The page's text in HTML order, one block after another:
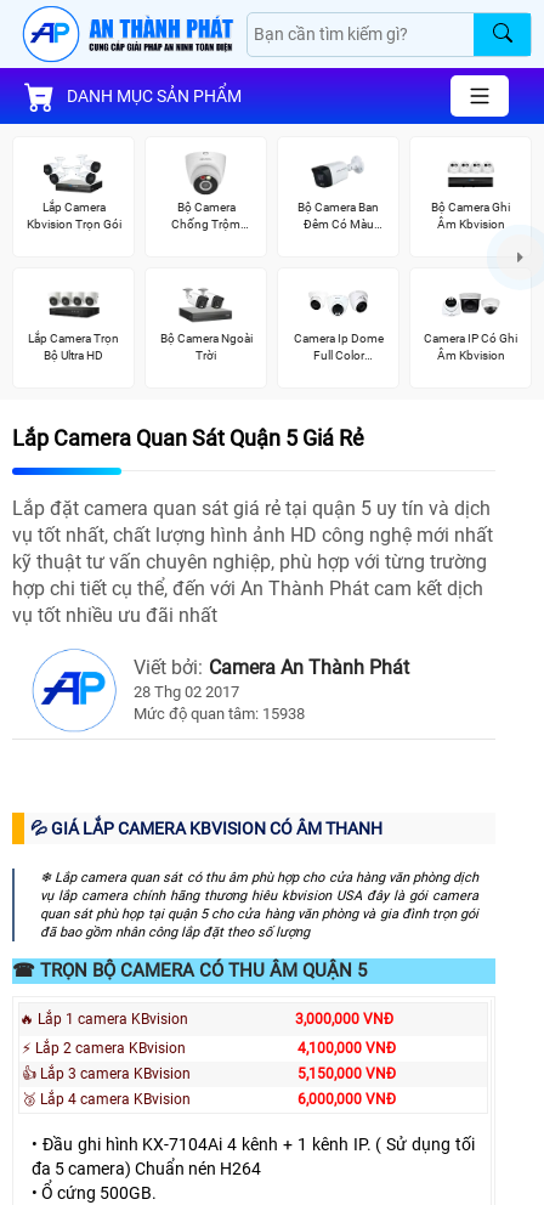
DANH MỤC SẢN PHẨM
Lắp Camera
Kbvision Trọn Gói
Bộ Camera
Chống Trộm
Bộ Camera Ban
Đêm Có Màu
Bộ Camera Ghi
Âm Kbvision
Lắp Camera Trọn
Bộ Ultra HD
Bộ Camera Ngoài
Trời
Camera Ip Dome
Full Color
Camera IP Có Ghi
Âm Kbvision
Lắp Camera Quan Sát Quận 5 Giá Rẻ
Lắp đặt camera quan sát giá rẻ tại quận 5 uy tín và dịch
vụ tốt nhất, chất lượng hình ảnh HD công nghệ mới nhất
kỹ thuật tư vấn chuyên nghiệp, phù hợp với từng trường
hợp chi tiết cụ thể, đến với An Thành Phát cam kết dịch
vụ tốt nhiều ưu đãi nhất
Viết bởi: Camera An Thành Phát
28 Thg 02 2017
Mức độ quan tâm: 15938
💦 GIÁ LẮP CAMERA KBVISION CÓ ÂM THANH
❄ Lắp camera quan sát có thu âm phù hợp cho cửa hàng văn phòng dịch
vụ lắp camera chính hãng thương hiêu kbvision USA đây là gói camera
quan sát phù họp tại quận 5 cho cửa hàng văn phòng và gia đình trọn gói
đã bao gồm nhân công lắp đặt theo số lượng
☎ TRỌN BỘ CAMERA CÓ THU ÂM QUẬN 5
🔥 Lắp 1 camera KBvision
3,000,000 VNĐ
⚡ Lắp 2 camera KBvision
4,100,000 VNĐ
👍 Lắp 3 camera KBvision
5,150,000 VNĐ
🥉 Lắp 4 camera KBvision
6,000,000 VNĐ
• Đầu ghi hình KX-7104Ai 4 kênh + 1 kênh IP. ( Sử dụng tối
đa 5 camera) Chuẩn nén H264
• Ổ cứng 500GB.